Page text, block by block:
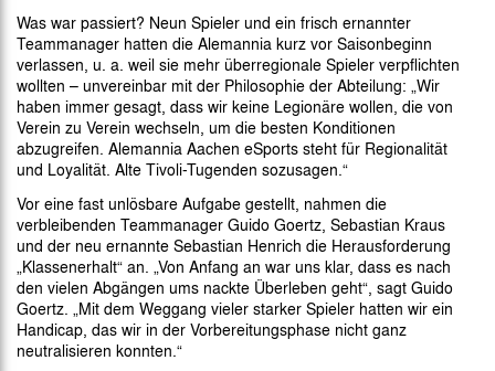
Was war passiert? Neun Spieler und ein frisch ernannter
Teammanager hatten die Alemannia kurz vor Saisonbeginn
verlassen, u. a. weil sie mehr überregionale Spieler verpflichten
wollten – unvereinbar mit der Philosophie der Abteilung: „Wir
haben immer gesagt, dass wir keine Legionäre wollen, die von
Verein zu Verein wechseln, um die besten Konditionen
abzugreifen. Alemannia Aachen eSports steht für Regionalität
und Loyalität. Alte Tivoli-Tugenden sozusagen.“
Vor eine fast unlösbare Aufgabe gestellt, nahmen die
verbleibenden Teammanager Guido Goertz, Sebastian Kraus
und der neu ernannte Sebastian Henrich die Herausforderung
„Klassenerhalt“ an. „Von Anfang an war uns klar, dass es nach
den vielen Abgängen ums nackte Überleben geht“, sagt Guido
Goertz. „Mit dem Weggang vieler starker Spieler hatten wir ein
Handicap, das wir in der Vorbereitungsphase nicht ganz
neutralisieren konnten.“